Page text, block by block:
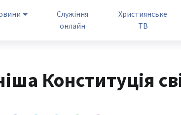
Служіння
онлайн
Християнське
ТВ
Конституція